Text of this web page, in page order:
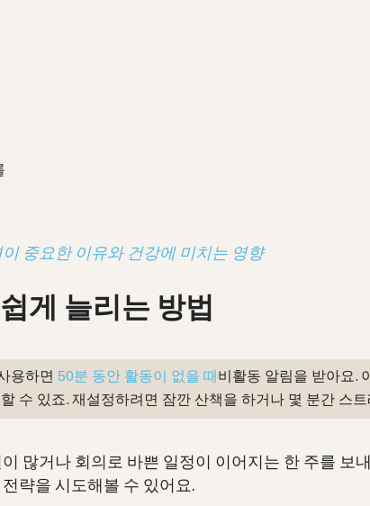
이 중요한 이유와 건강에 미치는 영향
게 늘리는 방법
용하면 50분 동안 활동이 없을 때 비활동 알림을 받아요.
수 있죠. 재설정하려면 잠깐 산책을 하거나 몇 분간 스
많거나 회의로 바쁜 일정이 이어지는 한 주를 보
략을 시도해볼 수 있어요.